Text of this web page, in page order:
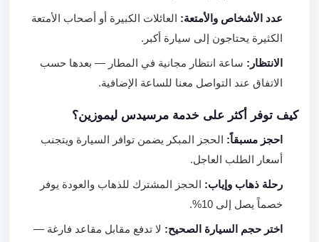
عدد الأشخاص والأمتعة:العائلات الكبيرة أو أصحاب الأمتعة
الكثيرة يحتاجون إلى سيارة أكبر.
الانتظار:ساعة انتظار مجانية في المطار — بعدها حسب
الاتفاق عند التواصل معنا للساعة الإضافية.
كيف توفر أكثر على خدمة مرسيدس ليموزين؟
احجز مسبقاً:الحجز المبكر يضمن توافر السيارة ويتجنب
أسعار الطلب العاجل.
رحلة ذهاب وإياب:الحجز المشترك للذهاب والعودة يوفر
خصماً يصل إلى 10%.
اختر حجم السيارة الصحيح:لا تدفع مقابل مقاعد فارغة —